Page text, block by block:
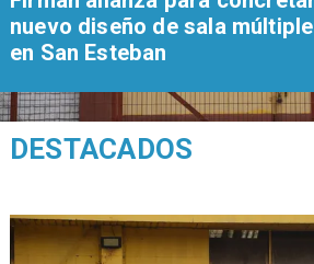
nuevo diseño de sala múltiple
en San Esteban
DESTACADOS